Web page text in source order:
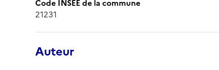
Code INSEE de la commune
21231
Auteur